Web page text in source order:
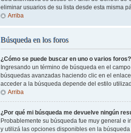
eliminar usuarios de su lista desde esta misma
Arriba
Búsqueda en los foros
¿Cómo se puede buscar en uno o varios foros?
Ingresando un término de búsqueda en el
búsquedas avanzadas haciendo clic en el
acceder a la búsqueda depende del estilo
Arriba
¿Por qué mi búsqueda me devuelve ningún
Probablemente su búsqueda fue muy general e
y utilizá las opciones disponibles en la